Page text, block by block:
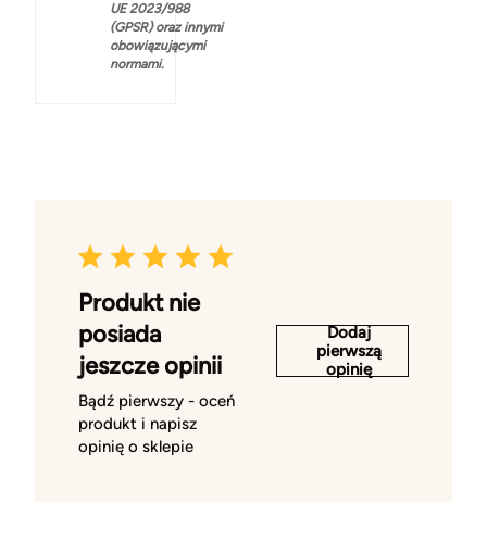
UE 2023/988
(GPSR) oraz innymi
obowiązującymi
normami.
Produkt nie
posiada
jeszcze opinii
Bądź pierwszy - oceń
produkt i napisz
opinię o sklepie
Dodaj
pierwszą
opinię